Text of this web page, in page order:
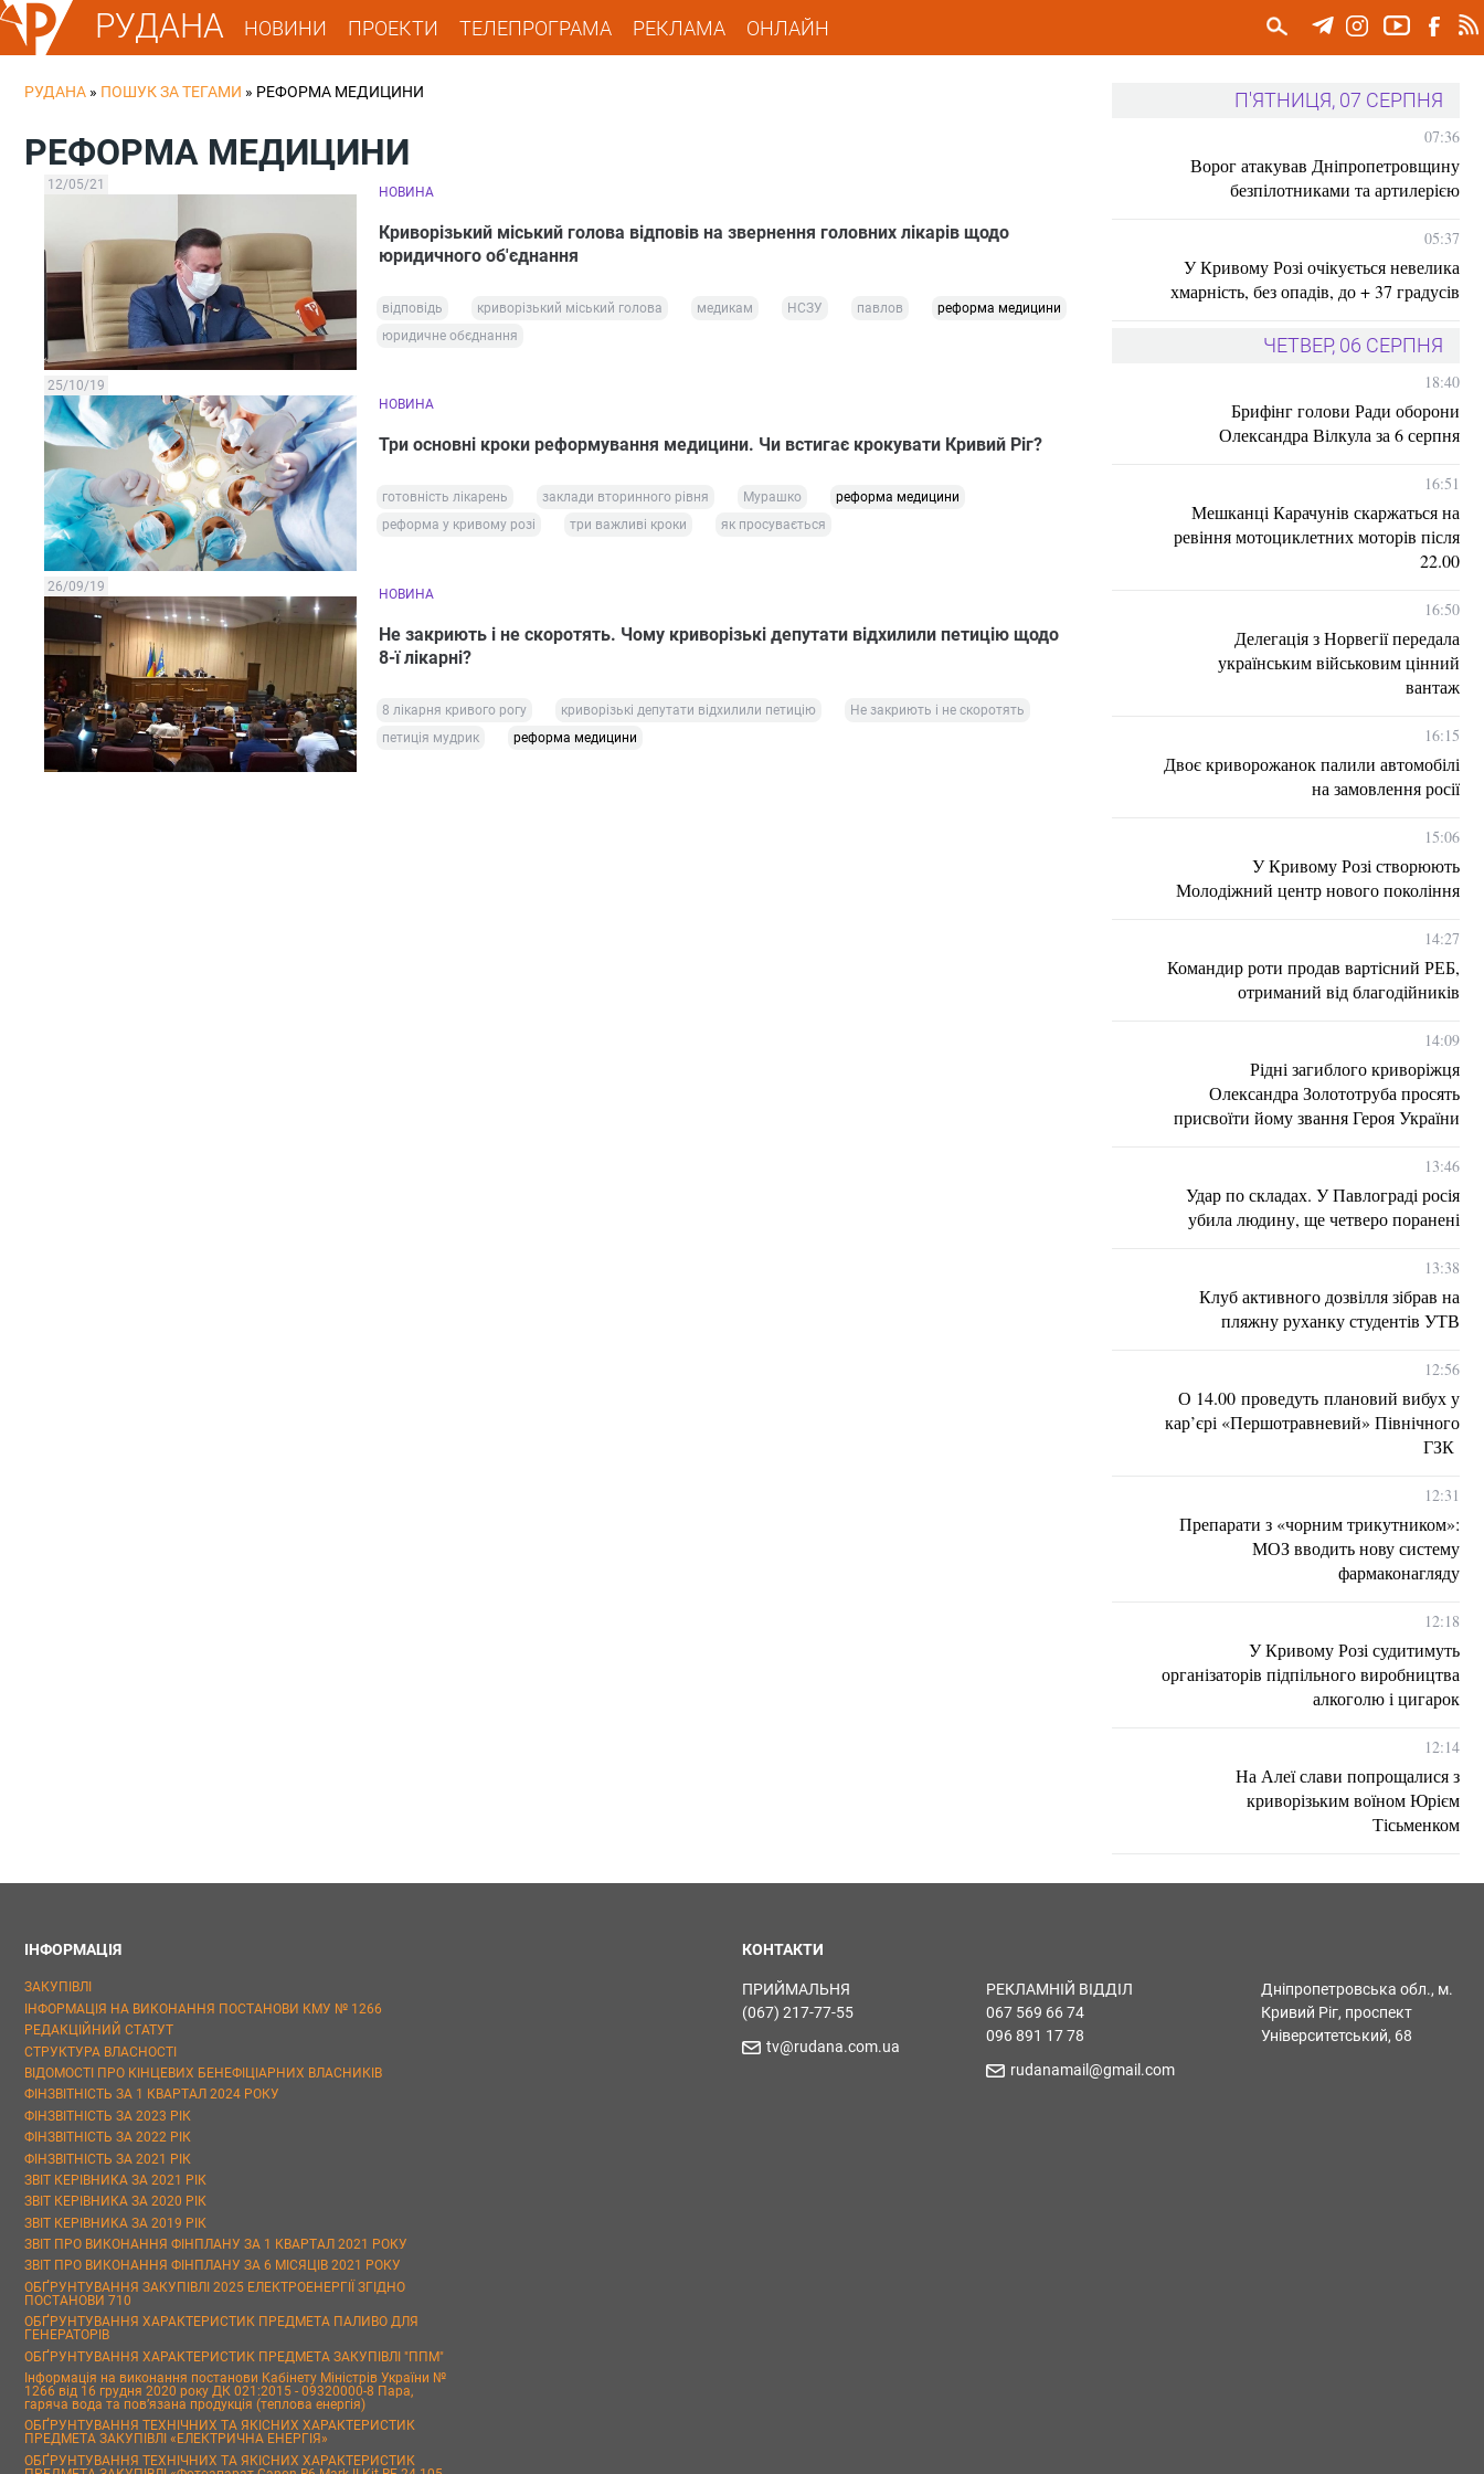
РУДАНА НОВИНИ ПРОЕКТИ ТЕЛЕПРОГРАМА РЕКЛАМА ОНЛАЙН
РУДАНА » ПОШУК ЗА ТЕГАМИ » РЕФОРМА МЕДИЦИНИ
РЕФОРМА МЕДИЦИНИ
12/05/21 НОВИНА
Криворізький міський голова відповів на звернення головних лікарів щодо
юридичного об'єднання
відповідь криворізький міський голова медикам НСЗУ павлов
реформа медицини
юридичне обєднання
25/10/19
НОВИНА
Три основні кроки реформування медицини. Чи встигає крокувати Кривий Ріг?
готовність лікарень заклади вторинного рівня Мурашко
реформа медицини
реформа у кривому розі
три важливі кроки як просувається
26/09/19 НОВИНА
Не закриють і не скоротять. Чому криворізькі депутати відхилили петицію щодо
8-ї лікарні?
8 лікарня кривого рогу криворізькі депутати відхилили петицію
Не закриють і не скоротять
петиція мудрик
реформа медицини
П'ЯТНИЦЯ, 07 СЕРПНЯ
07:36
Ворог атакував Дніпропетровщину
безпілотниками та артилерією
05:37
У Кривому Розі очікується невелика
хмарність, без опадів, до + 37 градусів
ЧЕТВЕР, 06 СЕРПНЯ
18:40
Брифінг голови Ради оборони
Олександра Вілкула за 6 серпня
16:51
Мешканці Карачунів скаржаться на
ревіння мотоциклетних моторів після
22.00
16:50
Делегація з Норвегії передала
українським військовим цінний
вантаж
16:15
Двоє криворожанок палили автомобілі
на замовлення росії
15:06
У Кривому Розі створюють
Молодіжний центр нового покоління
14:27
Командир роти продав вартісний РЕБ,
отриманий від благодійників
14:09
Рідні загиблого криворіжця
Олександра Золототруба просять
присвоїти йому звання Героя України
13:46
Удар по складах. У Павлограді росія
убила людину, ще четверо поранені
13:38
Клуб активного дозвілля зібрав на
пляжну руханку студентів УТВ
12:56
О 14.00 проведуть плановий вибух у
кар’єрі «Першотравневий» Північного
ГЗК
12:31
Препарати з «чорним трикутником»:
МОЗ вводить нову систему
фармаконагляду
12:18
У Кривому Розі судитимуть
організаторів підпільного виробництва
алкоголю і цигарок
12:14
На Алеї слави попрощалися з
криворізьким воїном Юрієм
Тісьменком
ІНФОРМАЦІЯ
ЗАКУПІВЛІ
ІНФОРМАЦІЯ НА ВИКОНАННЯ ПОСТАНОВИ КМУ № 1266
РЕДАКЦІЙНИЙ СТАТУТ
СТРУКТУРА ВЛАСНОСТІ
ВІДОМОСТІ ПРО КІНЦЕВИХ БЕНЕФІЦІАРНИХ ВЛАСНИКІВ
ФІНЗВІТНІСТЬ ЗА 1 КВАРТАЛ 2024 РОКУ
ФІНЗВІТНІСТЬ ЗА 2023 РІК
ФІНЗВІТНІСТЬ ЗА 2022 РІК
ФІНЗВІТНІСТЬ ЗА 2021 РІК
ЗВІТ КЕРІВНИКА ЗА 2021 РІК
ЗВІТ КЕРІВНИКА ЗА 2020 РІК
ЗВІТ КЕРІВНИКА ЗА 2019 РІК
ЗВІТ ПРО ВИКОНАННЯ ФІНПЛАНУ ЗА 1 КВАРТАЛ 2021 РОКУ
ЗВІТ ПРО ВИКОНАННЯ ФІНПЛАНУ ЗА 6 МІСЯЦІВ 2021 РОКУ
ОБҐРУНТУВАННЯ ЗАКУПІВЛІ 2025 ЕЛЕКТРОЕНЕРГІЇ ЗГІДНО
ПОСТАНОВИ 710
ОБҐРУНТУВАННЯ ХАРАКТЕРИСТИК ПРЕДМЕТА ПАЛИВО ДЛЯ
ГЕНЕРАТОРІВ
ОБҐРУНТУВАННЯ ХАРАКТЕРИСТИК ПРЕДМЕТА ЗАКУПІВЛІ "ППМ"
Інформація на виконання постанови Кабінету Міністрів України №
1266 від 16 грудня 2020 року ДК 021:2015 - 09320000-8 Пара,
гаряча вода та пов’язана продукція (теплова енергія)
ОБҐРУНТУВАННЯ ТЕХНІЧНИХ ТА ЯКІСНИХ ХАРАКТЕРИСТИК
ПРЕДМЕТА ЗАКУПІВЛІ «ЕЛЕКТРИЧНА ЕНЕРГІЯ»
ОБҐРУНТУВАННЯ ТЕХНІЧНИХ ТА ЯКІСНИХ ХАРАКТЕРИСТИК
КОНТАКТИ
ПРИЙМАЛЬНЯ
(067) 217-77-55
tv@rudana.com.ua
РЕКЛАМНІЙ ВІДДІЛ
067 569 66 74
096 891 17 78
rudanamail@gmail.com
Дніпропетровська обл., м.
Кривий Ріг, проспект
Університетський, 68